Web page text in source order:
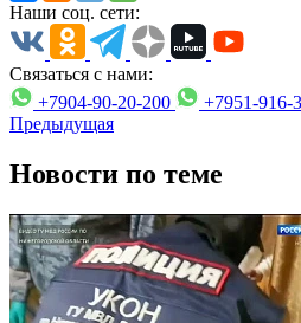
Наши соц. сети:
Связаться с нами:
+7904-90-20-200
+7951-916-
Предыдущая
Новости по теме